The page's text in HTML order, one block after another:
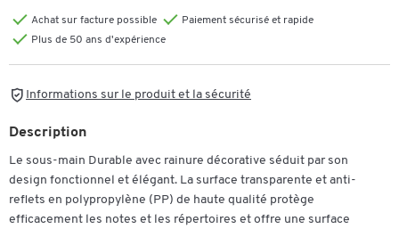
Achat sur facture possible
Paiement sécurisé et rapide
Plus de 50 ans d'expérience
Informations sur le produit et la sécurité
Description
Le sous-main Durable avec rainure décorative séduit par son
design fonctionnel et élégant. La surface transparente et anti-
reflets en polypropylène (PP) de haute qualité protège
efficacement les notes et les répertoires et offre une surface